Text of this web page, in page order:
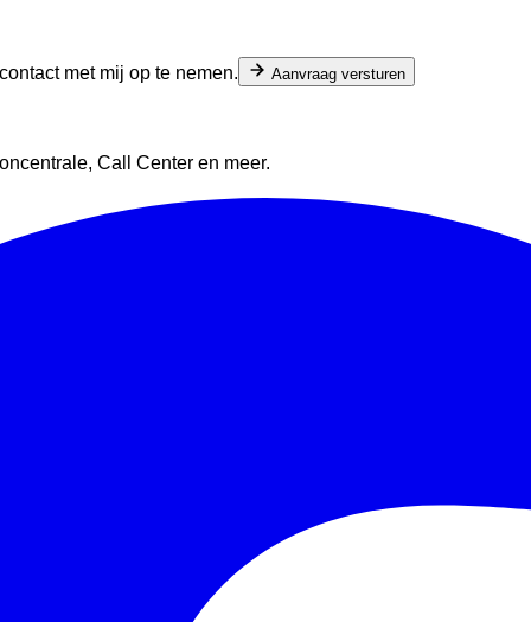
met mij op te nemen. Aanvraag versturen
Call Center en meer.